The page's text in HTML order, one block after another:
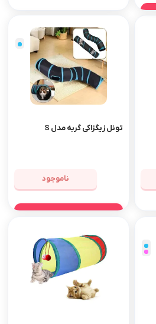
تونل زیگزاکی گربه مدل S
ناموجود